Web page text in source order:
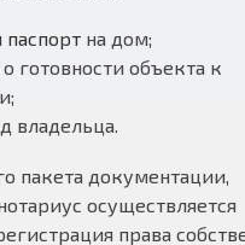
паспорт на дом;
готовности объекта к
владельца.
пакета документации,
осуществляется
права